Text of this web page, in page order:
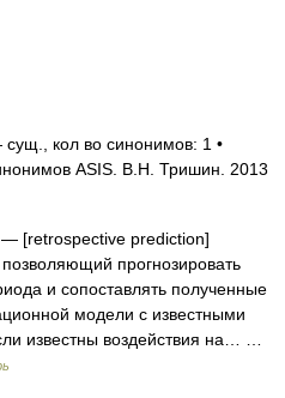
кол во синонимов: 1 •
ASIS. В.Н. Тришин. 2013
— [retrospective prediction]
прогнозировать
и сопоставлять полученные
модели с известными
известны воздействия на… …